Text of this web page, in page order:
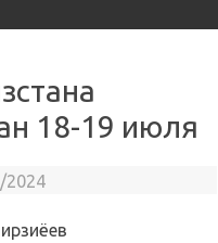
18-19 июля
2024